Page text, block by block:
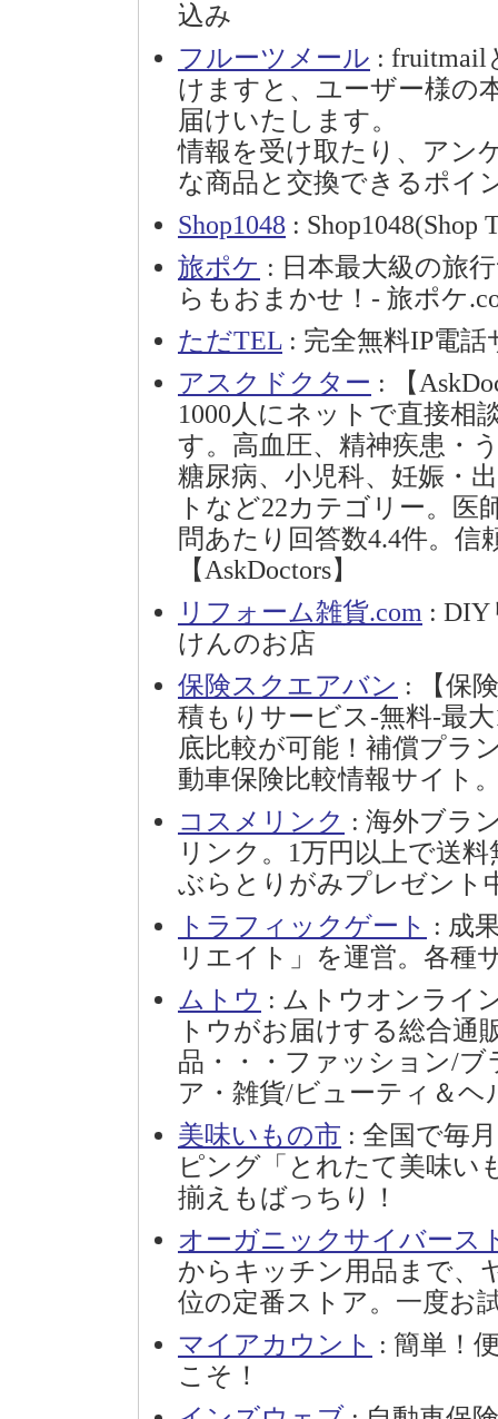
込み
フルーツメール : fruitmail
けますと、ユーザー様の
届けいたします。
情報を受け取たり、アン
な商品と交換できるポイ
Shop1048 : Shop1048(Shop
旅ポケ : 日本最大級の旅
らもおまかせ！- 旅ポケ
ただTEL : 完全無料IP電
アスクドクター : 【
1000人にネットで直接相
す。高血圧、精神疾患・
糖尿病、小児科、妊娠・
トなど22カテゴリー。医
問あたり回答数4.4件。
【AskDoctors】
リフォーム雑貨.com :
けんのお店
保険スクエアバン : 【保
積もりサービス-無料-最
底比較が可能！補償プラ
動車保険比較情報サイト
コスメリンク : 海外ブラ
リンク。1万円以上で送
ぶらとりがみプレゼント
トラフィックゲート : 成
リエイト」を運営。各種
ムトウ : ムトウオンライ
トウがお届けする総合通
品・・・ファッション/
ア・雑貨/ビューティ＆ヘ
美味いもの市 : 全国で毎
ピング「とれたて美味い
揃えもばっちり！
オーガニックサイバース
からキッチン用品まで、
位の定番ストア。一度お
マイアカウント : 簡単！
こそ！